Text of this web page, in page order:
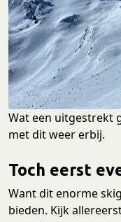
Wat een uitgestrekt
met dit weer erbij.
Toch eerst
Want dit enorme
bieden. Kijk